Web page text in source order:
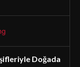
Doğada